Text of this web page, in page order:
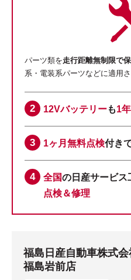
パーツ類を走行距離無制限で
系・電装系パーツなどに適用さ
12Vバッテリーも1
1ヶ月無料点検付き
全国の日産サービス
点検＆修理
福島日産自動車株式会
福島岩前店